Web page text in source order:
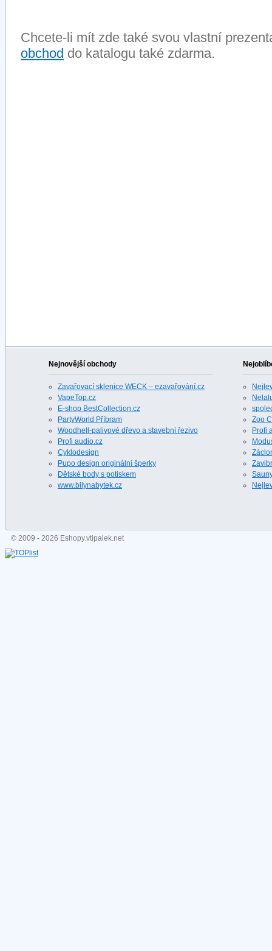
Chcete-li mít zde také svou vlastní
obchod do katalogu také zdarma.
Nejnovější obchody
Zavařovací sklenice WECK – ezavařování.cz
VapeTop.cz
E-shop BestCollection.cz
PartyWorld Příbram
Woodhell-palivové dřevo a stavební řezivo
Profi audio.cz
Cyklodesign
Pupo design originální šperky
Dětské body s potiskem
www.bilynabytek.cz
Zoo
Profi
© 2009 - 2026 Eshopy.vtipalek.net